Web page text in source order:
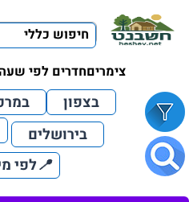
חיפוש כללי
צימריםחדרים לפי שעה
בצפון
בירושלים
📍לפי